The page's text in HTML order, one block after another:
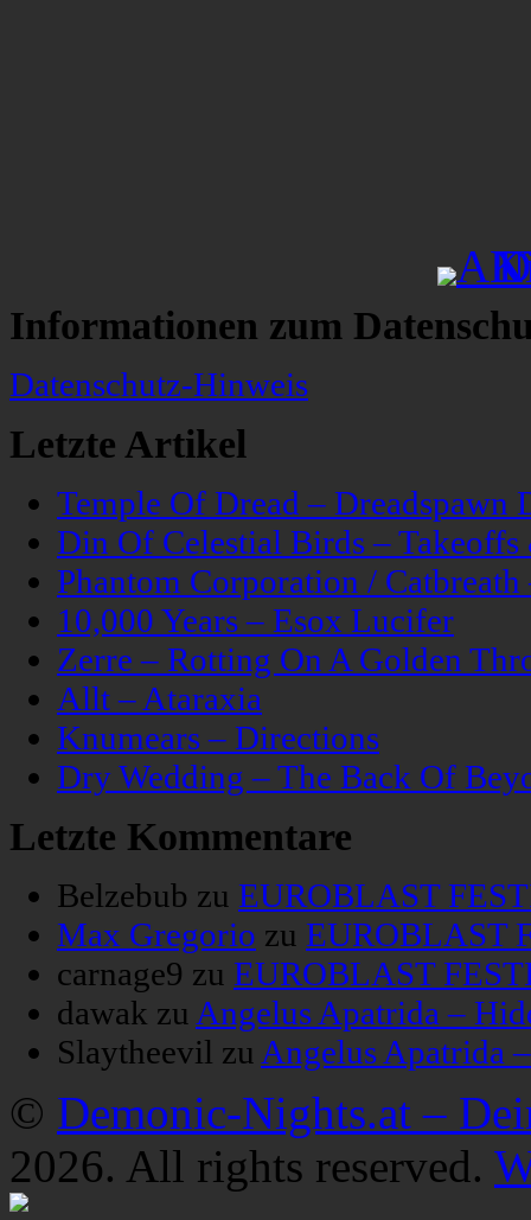
Informationen zum
Datenschutz-Hinweis
Letzte Artikel
Temple Of Dread – Dreadspawn
Din Of Celestial Birds –
Phantom Corporation /
10,000 Years – Esox Lucifer
Zerre – Rotting On A Golden
Allt – Ataraxia
Knumears – Directions
Dry Wedding – The Back Of
Letzte Kommentare
Belzebub zu EUROBLAST
Max Gregorio zu EUROBLAST
carnage9 zu EUROBLAST
dawak zu Angelus Apatrida –
Slaytheevil zu Angelus Apatrida
© Demonic-Nights.at –
2026. All rights reserved.